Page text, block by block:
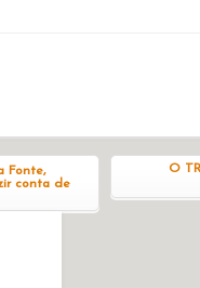
Fonte,
conta de
O